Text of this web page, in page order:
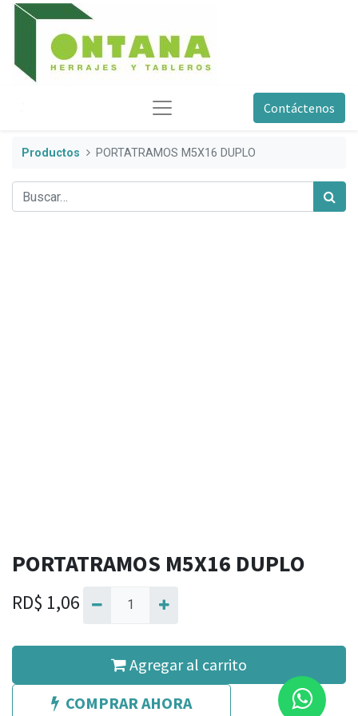
Contáctenos
Productos PORTATRAMOS M5X16 DUPLO
PORTATRAMOS M5X16 DUPLO
RD$ 1,06
Agregar al carrito
COMPRAR AHORA